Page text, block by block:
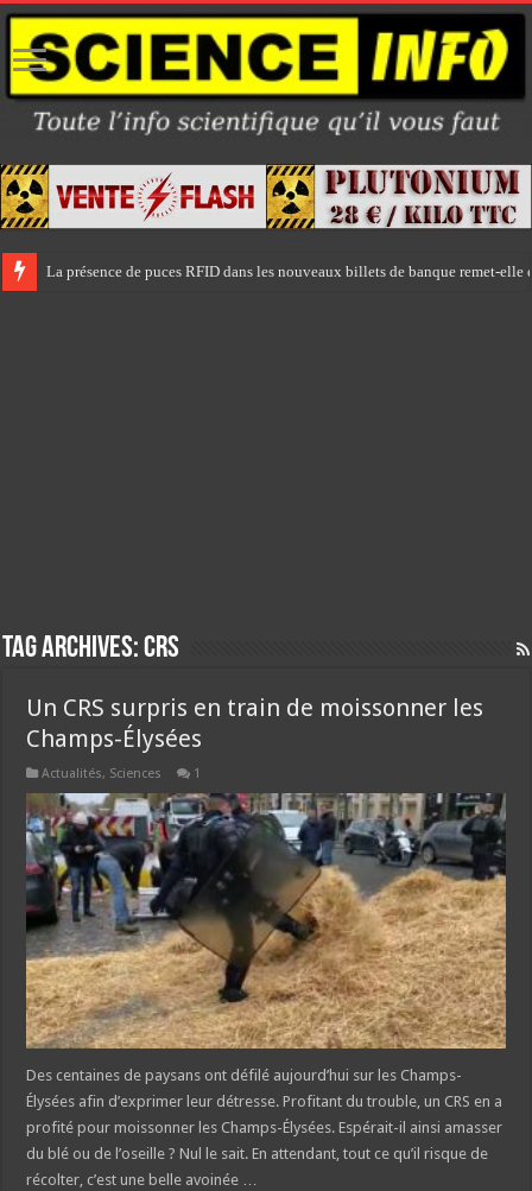
La présence de puces RFID dans les nouveaux billets de banque remet-
Tag Archives:crs
Un CRS surpris en train de moissonner les
Champs-Élysées
Actualités, Sciences 1
Des centaines de paysans ont défilé aujourd’hui sur les Champs-
Élysées afin d’exprimer leur détresse. Profitant du trouble, un CRS en a
profité pour moissonner les Champs-Élysées. Espérait-il ainsi amasser
du blé ou de l’oseille ? Nul le sait. En attendant, tout ce qu’il risque de
récolter, c’est une belle avoinée …